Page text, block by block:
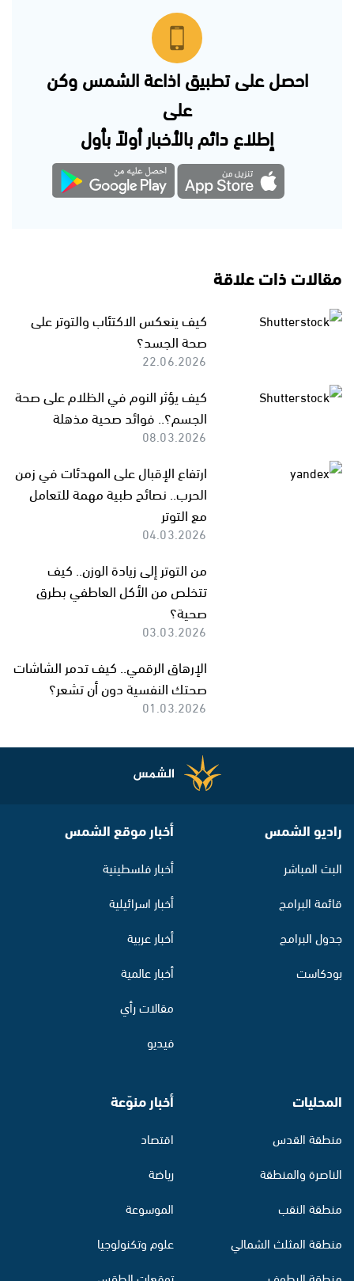
احصل على تطبيق اذاعة الشمس وكن
على
إطلاع دائم بالأخبار أولاً بأول
مقالات ذات علاقة
كيف ينعكس الاكتئاب والتوتر على
صحة الجسد؟
22.06.2026
كيف يؤثر النوم في الظلام على صحة
الجسم؟.. فوائد صحية مذهلة
08.03.2026
ارتفاع الإقبال على المهدئات في زمن
الحرب.. نصائح طبية مهمة للتعامل
مع التوتر
04.03.2026
من التوتر إلى زيادة الوزن.. كيف
تتخلص من الأكل العاطفي بطرق
صحية؟
03.03.2026
الإرهاق الرقمي.. كيف تدمر الشاشات
صحتك النفسية دون أن تشعر؟
01.03.2026
راديو الشمس
البث المباشر
قائمة البرامج
جدول البرامج
بودكاست
أخبار موقع الشمس
أخبار فلسطينية
أخبار اسرائيلية
أخبار عربية
أخبار عالمية
مقالات رأي
فيديو
المحليات
منطقة القدس
الناصرة والمنطقة
منطقة النقب
منطقة المثلث الشمالي
أخبار منوّعة
اقتصاد
رياضة
الموسوعة
علوم وتكنولوجيا